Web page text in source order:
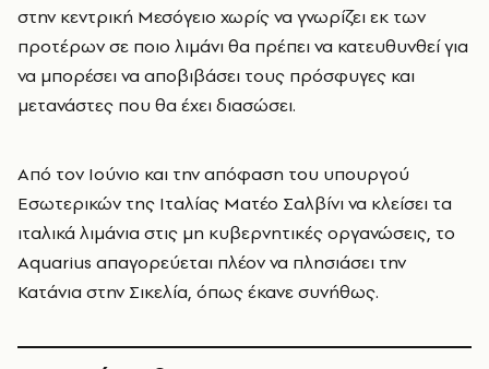
στην κεντρική Μεσόγειο χωρίς να γνωρίζει εκ των
προτέρων σε ποιο λιμάνι θα πρέπει να κατευθυνθεί για
να μπορέσει να αποβιβάσει τους πρόσφυγες και
μετανάστες που θα έχει διασώσει.
Από τον Ιούνιο και την απόφαση του υπουργού
Εσωτερικών της Ιταλίας Ματέο Σαλβίνι να κλείσει τα
ιταλικά λιμάνια στις μη κυβερνητικές οργανώσεις, το
Aquarius απαγορεύεται πλέον να πλησιάσει την
Κατάνια στην Σικελία, όπως έκανε συνήθως.